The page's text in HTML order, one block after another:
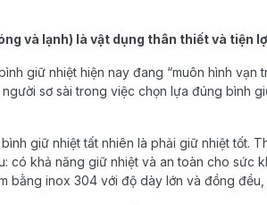
và lạnh) là vật dụng thân thiết và tiện
giữ nhiệt hiện nay đang “muôn hình
sơ sài trong việc chọn lựa đúng bình
giữ nhiệt tất nhiên là phải giữ nhiệt tốt.
có khả năng giữ nhiệt và an toàn cho sức
bằng inox 304 với độ dày lớn và đồng đều,